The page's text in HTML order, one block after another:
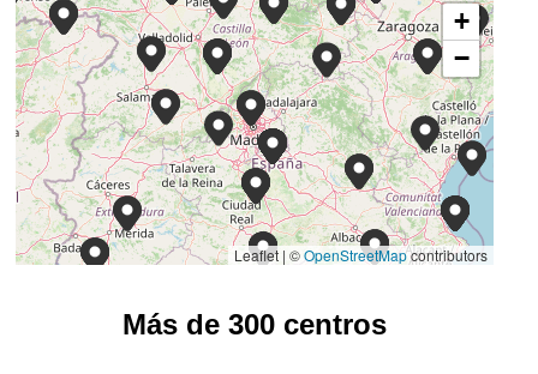
+
−
Leaflet | ©OpenStreetMapcontributors
Más de 300 centros